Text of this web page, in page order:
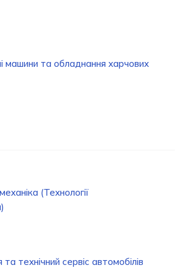
машини та обладнання харчових
(Технології
технічний сервіс автомобілів